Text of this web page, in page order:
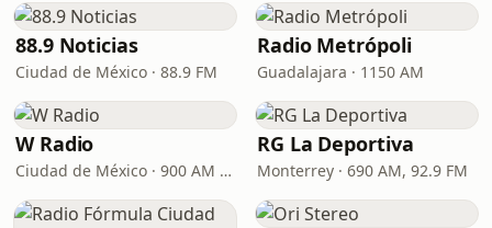
88.9 Noticias
Ciudad de México · 88.9 FM
Radio Metrópoli
Guadalajara · 1150 AM
W Radio
Ciudad de México · 900 AM / 96.9 FM
RG La Deportiva
Monterrey · 690 AM, 92.9 FM